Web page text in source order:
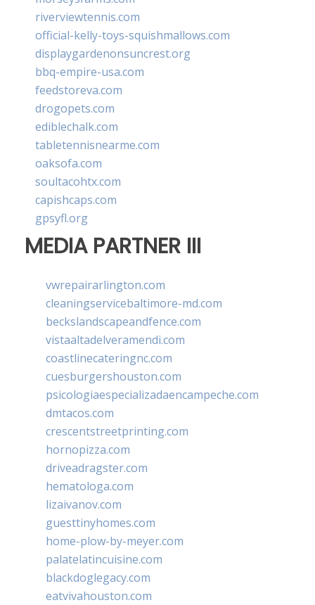
riverviewtennis.com
official-kelly-toys-squishmallows.com
displaygardenonsuncrest.org
bbq-empire-usa.com
feedstoreva.com
drogopets.com
ediblechalk.com
tabletennisnearme.com
oaksofa.com
soultacohtx.com
capishcaps.com
gpsyfl.org
MEDIA PARTNER III
vwrepairarlington.com
cleaningservicebaltimore-md.com
beckslandscapeandfence.com
vistaaltadelveramendi.com
coastlinecateringnc.com
cuesburgershouston.com
psicologiaespecializadaencampeche.com
dmtacos.com
crescentstreetprinting.com
hornopizza.com
driveadragster.com
hematologa.com
lizaivanov.com
guesttinyhomes.com
home-plow-by-meyer.com
palatelatincuisine.com
blackdoglegacy.com
eatvivahouston.com